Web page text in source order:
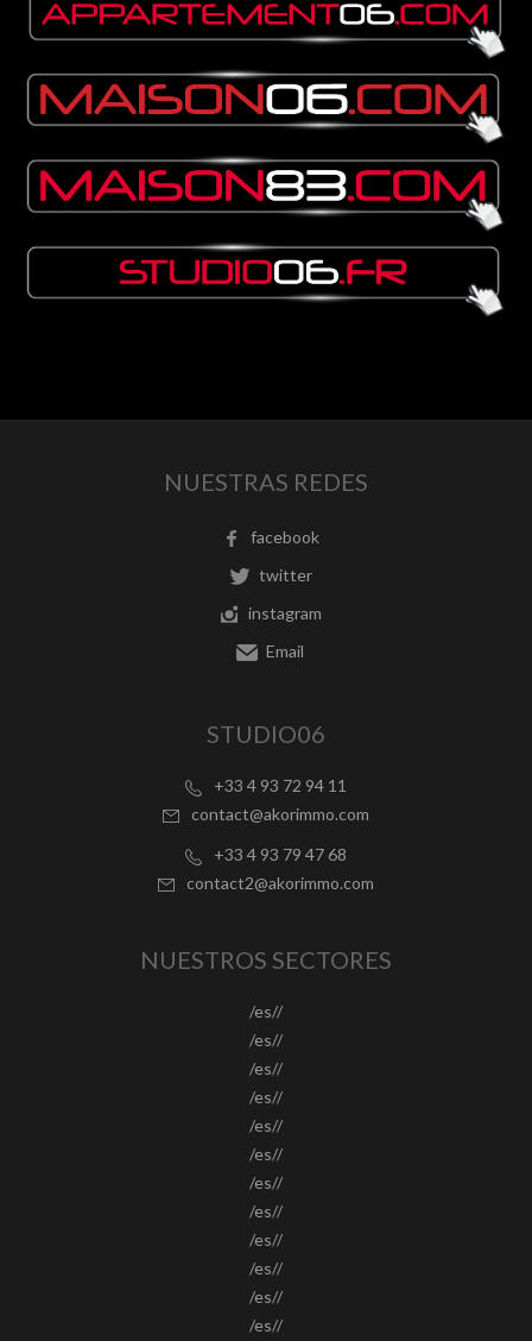
NUESTRAS REDES
facebook
twitter
instagram
Email
STUDIO06
+33 4 93 72 94 11
contact@akorimmo.com
+33 4 93 79 47 68
contact2@akorimmo.com
NUESTROS SECTORES
/es//
/es//
/es//
/es//
/es//
/es//
/es//
/es//
/es//
/es//
/es//
/es//